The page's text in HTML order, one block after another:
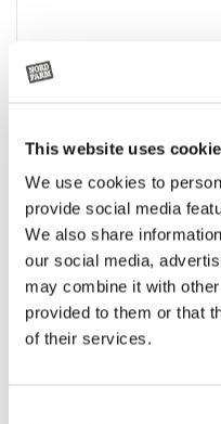
This website uses
We use cookies to
provide social media
We also share
our social media,
may combine it with
provided to them or that
of their services.
Rotor, komplett med slagor
OR80013456G
(ex. moms)